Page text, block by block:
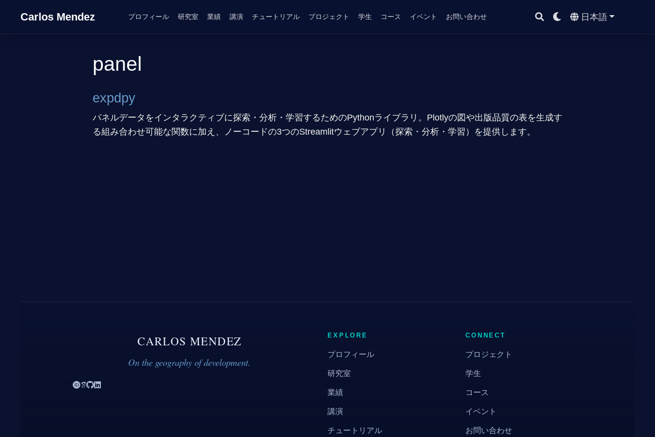
Carlos Mendez プロフィール 研究室 業績 講演 チュートリアル プロジェクト 学生 コース イベント お問い合わせ 日本語
panel
expdpy
パネルデータをインタラクティブに探索・分析・学習するためのPythonライブラリ。Plotlyの図や出版品質の表を生成す
る組み合わせ可能な関数に加え、ノーコードの3つのStreamlitウェブアプリ（探索・分析・学習）を提供します。
CARLOS MENDEZ
On the geography of development.
EXPLORE
プロフィール
研究室
業績
講演
チュートリアル
CONNECT
プロジェクト
学生
コース
イベント
お問い合わせ